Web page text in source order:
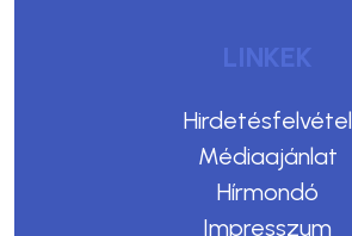
LINKEK
Hirdetésfelvétel
Médiaajánlat
Hírmondó
Impresszum